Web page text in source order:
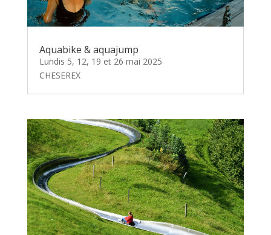
Aquabike & aquajump
Lundis 5, 12, 19 et 26 mai 2025
CHESEREX